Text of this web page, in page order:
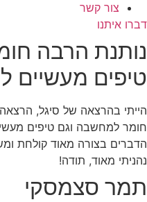
צור קשר
דברו איתנו
נותנת הרבה
טיפים מעשיים
הייתי בהרצאה של סיגל,
חומר למחשבה וגם טיפים
הדברים בצורה מאוד קולחת
נהניתי מאוד, תודה!
תמר סצמסקי